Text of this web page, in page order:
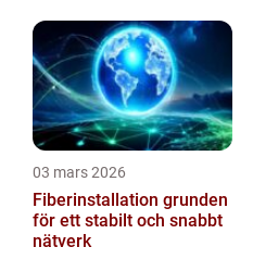
03 mars 2026
Fiberinstallation grunden
för ett stabilt och snabbt
nätverk